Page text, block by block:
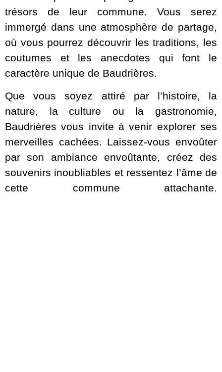
trésors de leur commune. Vous serez
immergé dans une atmosphère de partage,
où vous pourrez découvrir les traditions, les
coutumes et les anecdotes qui font le
caractère unique de Baudrières.
Que vous soyez attiré par l’histoire, la
nature, la culture ou la gastronomie,
Baudrières vous invite à venir explorer ses
merveilles cachées. Laissez-vous envoûter
par son ambiance envoûtante, créez des
souvenirs inoubliables et ressentez l’âme de
cette commune attachante.